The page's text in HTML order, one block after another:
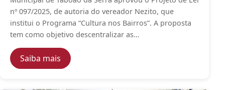
nº 097/2025, de autoria do vereador Nezito, que
institui o Programa “Cultura nos Bairros”. A proposta
tem como objetivo descentralizar as…
Saiba mais — Câmara aprova criação do Programa